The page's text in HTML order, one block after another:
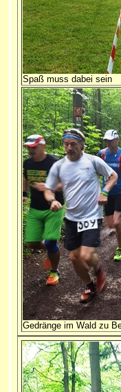
Spaß muss dabei sein
Gedränge im Wald zu